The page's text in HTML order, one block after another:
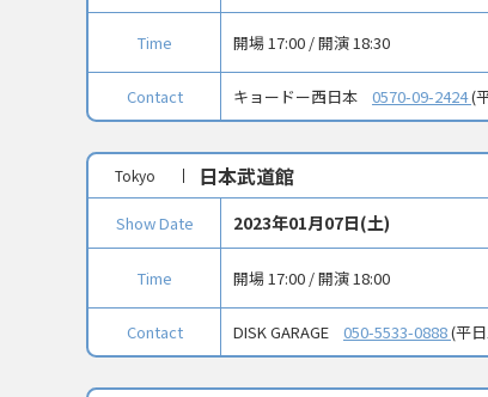
Time 開場 17:00 / 開演 18:30
Contact キョードー西日本 0570-09-2424(
Tokyo 日本武道館
Show Date 2023年01月07日(土)
Time 開場 17:00 / 開演 18:00
Contact DISK GARAGE 050-5533-0888(平